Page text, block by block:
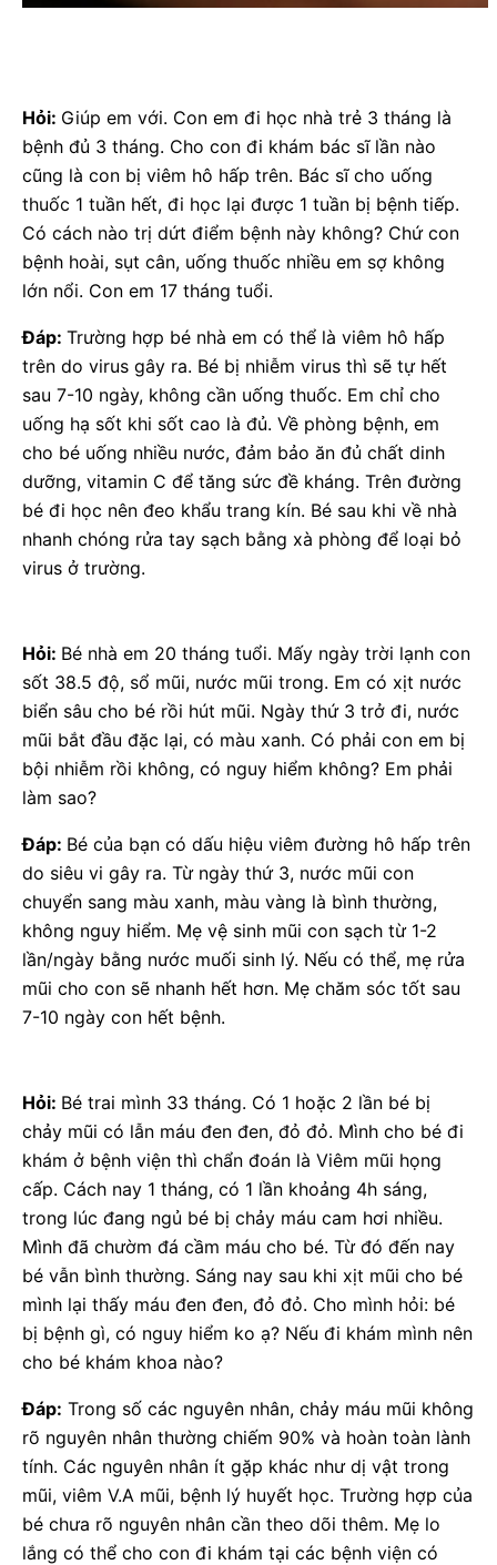
Hỏi: Giúp em với. Con em đi học nhà trẻ 3 tháng là
bệnh đủ 3 tháng. Cho con đi khám bác sĩ lần nào
cũng là con bị viêm hô hấp trên. Bác sĩ cho uống
thuốc 1 tuần hết, đi học lại được 1 tuần bị bệnh tiếp.
Có cách nào trị dứt điểm bệnh này không? Chứ con
bệnh hoài, sụt cân, uống thuốc nhiều em sợ không
lớn nổi. Con em 17 tháng tuổi.
Đáp: Trường hợp bé nhà em có thể là viêm hô hấp
trên do virus gây ra. Bé bị nhiễm virus thì sẽ tự hết
sau 7-10 ngày, không cần uống thuốc. Em chỉ cho
uống hạ sốt khi sốt cao là đủ. Về phòng bệnh, em
cho bé uống nhiều nước, đảm bảo ăn đủ chất dinh
dưỡng, vitamin C để tăng sức đề kháng. Trên đường
bé đi học nên đeo khẩu trang kín. Bé sau khi về nhà
nhanh chóng rửa tay sạch bằng xà phòng để loại bỏ
virus ở trường.
Hỏi: Bé nhà em 20 tháng tuổi. Mấy ngày trời lạnh con
sốt 38.5 độ, sổ mũi, nước mũi trong. Em có xịt nước
biển sâu cho bé rồi hút mũi. Ngày thứ 3 trở đi, nước
mũi bắt đầu đặc lại, có màu xanh. Có phải con em bị
bội nhiễm rồi không, có nguy hiểm không? Em phải
làm sao?
Đáp: Bé của bạn có dấu hiệu viêm đường hô hấp trên
do siêu vi gây ra. Từ ngày thứ 3, nước mũi con
chuyển sang màu xanh, màu vàng là bình thường,
không nguy hiểm. Mẹ vệ sinh mũi con sạch từ 1-2
lần/ngày bằng nước muối sinh lý. Nếu có thể, mẹ rửa
mũi cho con sẽ nhanh hết hơn. Mẹ chăm sóc tốt sau
7-10 ngày con hết bệnh.
Hỏi: Bé trai mình 33 tháng. Có 1 hoặc 2 lần bé bị
chảy mũi có lẫn máu đen đen, đỏ đỏ. Mình cho bé đi
khám ở bệnh viện thì chẩn đoán là Viêm mũi họng
cấp. Cách nay 1 tháng, có 1 lần khoảng 4h sáng,
trong lúc đang ngủ bé bị chảy máu cam hơi nhiều.
Mình đã chườm đá cầm máu cho bé. Từ đó đến nay
bé vẫn bình thường. Sáng nay sau khi xịt mũi cho bé
mình lại thấy máu đen đen, đỏ đỏ. Cho mình hỏi: bé
bị bệnh gì, có nguy hiểm ko ạ? Nếu đi khám mình nên
cho bé khám khoa nào?
Đáp: Trong số các nguyên nhân, chảy máu mũi không
rõ nguyên nhân thường chiếm 90% và hoàn toàn lành
tính. Các nguyên nhân ít gặp khác như dị vật trong
mũi, viêm V.A mũi, bệnh lý huyết học. Trường hợp của
bé chưa rõ nguyên nhân cần theo dõi thêm. Mẹ lo
lắng có thể cho con đi khám tại các bệnh viện có